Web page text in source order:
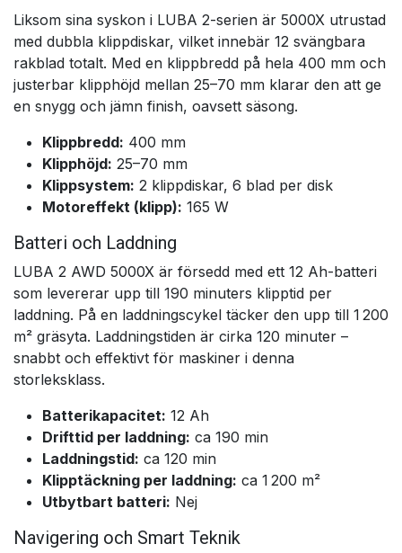
Liksom sina syskon i LUBA 2-serien är 5000X utrustad
med dubbla klippdiskar, vilket innebär 12 svängbara
rakblad totalt. Med en klippbredd på hela 400 mm och
justerbar klipphöjd mellan 25–70 mm klarar den att ge
en snygg och jämn finish, oavsett säsong.
Klippbredd: 400 mm
Klipphöjd: 25–70 mm
Klippsystem: 2 klippdiskar, 6 blad per disk
Motoreffekt (klipp): 165 W
Batteri och Laddning
LUBA 2 AWD 5000X är försedd med ett 12 Ah-batteri
som levererar upp till 190 minuters klipptid per
laddning. På en laddningscykel täcker den upp till 1 200
m² gräsyta. Laddningstiden är cirka 120 minuter –
snabbt och effektivt för maskiner i denna
storleksklass.
Batterikapacitet: 12 Ah
Drifttid per laddning: ca 190 min
Laddningstid: ca 120 min
Klipptäckning per laddning: ca 1 200 m²
Utbytbart batteri: Nej
Navigering och Smart Teknik